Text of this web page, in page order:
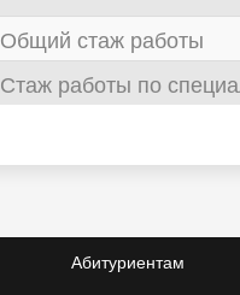
Общий стаж работы
Стаж работы по
Абитуриентам